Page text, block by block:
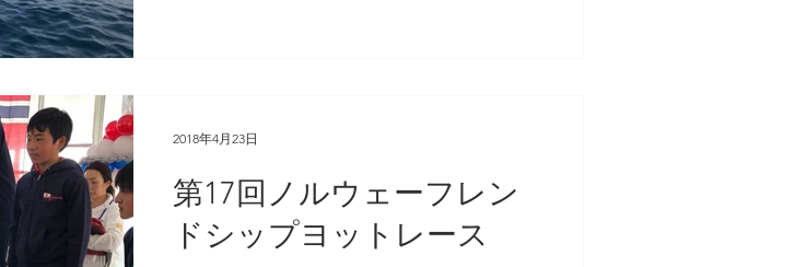
第17回ノルウェーフレン
ドシップヨットレース
2018年4月23日